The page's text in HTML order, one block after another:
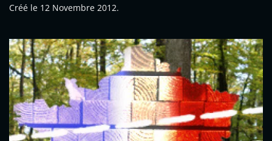
Créé le 12 Novembre 2012.